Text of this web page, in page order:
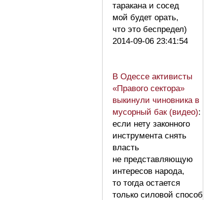
таракана и сосед
мой будет орать,
что это беспредел)
2014-09-06 23:41:54
В Одессе активисты
«Правого сектора»
выкинули чиновника в
мусорный бак (видео):
если нету законного
инструмента снять
власть
не представляющую
интересов народа,
то тогда остается
только силовой способ